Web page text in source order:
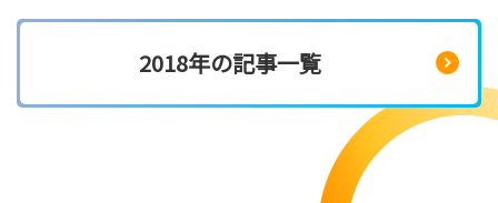
2018年の記事一覧